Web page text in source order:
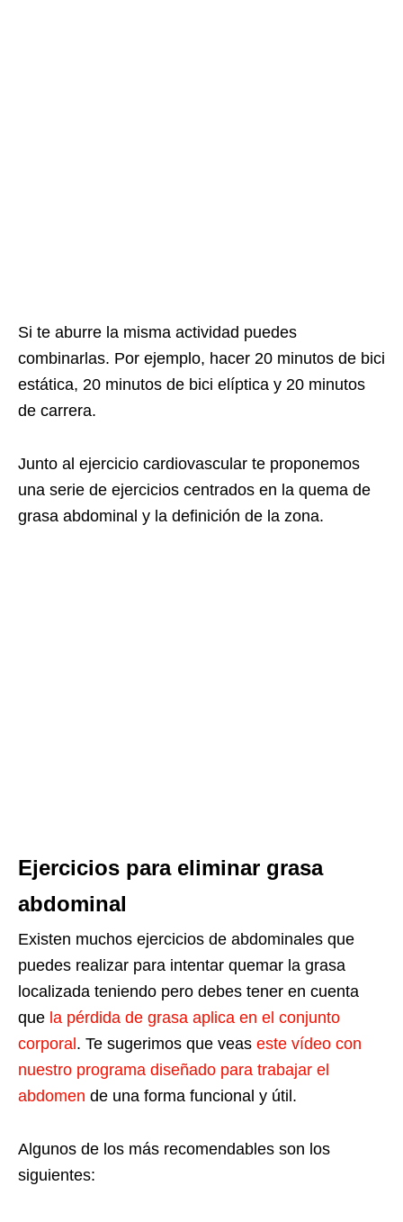
Si te aburre la misma actividad puedes
combinarlas. Por ejemplo, hacer 20 minutos de bici
estática, 20 minutos de bici elíptica y 20 minutos
de carrera.
Junto al ejercicio cardiovascular te proponemos
una serie de ejercicios centrados en la quema de
grasa abdominal y la definición de la zona.
Ejercicios para eliminar grasa
abdominal
Existen muchos ejercicios de abdominales que
puedes realizar para intentar quemar la grasa
localizada teniendo pero debes tener en cuenta
que la pérdida de grasa aplica en el conjunto
corporal . Te sugerimos que veas este vídeo con
nuestro programa diseñado para trabajar el
abdomen de una forma funcional y útil.
Algunos de los más recomendables son los
siguientes: